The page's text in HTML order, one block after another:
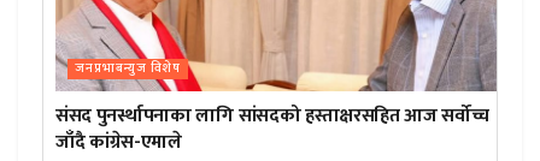
जनप्रभाबन्युज विशेष
संसद पुनर्स्थापनाका लागि सांसदको हस्ताक्षरसहित आज सर्वोच्च
जाँदै कांग्रेस-एमाले